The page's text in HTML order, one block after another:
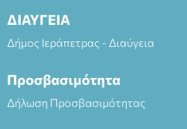
ΔΙΑΥΓΕΙΑ
Δήμος Ιεράπετρας - Διαύγεια
Προσβασιμότητα
Δήλωση Προσβασιμότητας